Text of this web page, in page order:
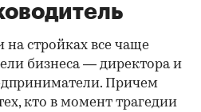
на стройках все чаще
бизнеса — директора и
Причем
кто в момент трагедии